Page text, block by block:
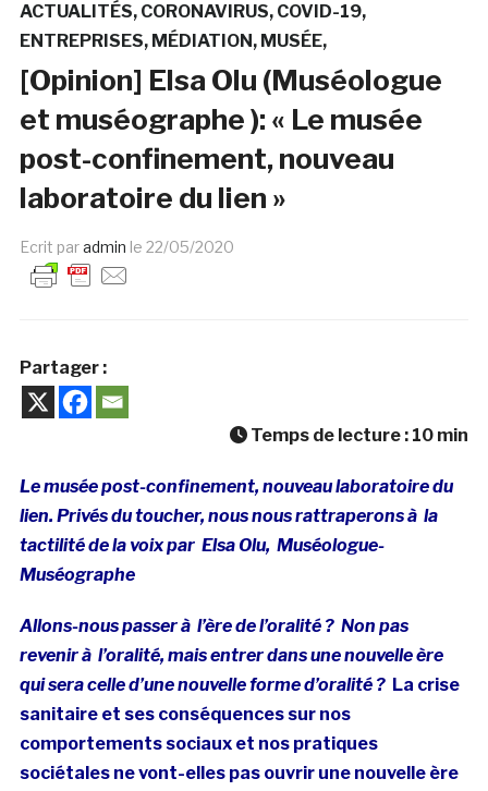
ACTUALITÉS CORONAVIRUS COVID-19
ENTREPRISES MÉDIATION MUSÉE
[Opinion] Elsa Olu (Muséologue
et muséographe ): « Le musée
post-confinement, nouveau
laboratoire du lien »
Ecrit paradmin le 22/05/2020
Partager :
Temps de lecture : 10 min
Le musée post-confinement, nouveau laboratoire du
lien. Privés du toucher, nous nous rattraperons à la
tactilité de la voix parElsa Olu, Muséologue-
Muséographe
Allons-nous passer à l’ère de l’oralité ? Non pas
revenir à l’oralité, mais entrer dans une nouvelle ère
qui sera celle d’une nouvelle forme d’oralité ? La crise
sanitaire et ses conséquences sur nos
comportements sociaux et nos pratiques
sociétales ne vont-elles pas ouvrir une nouvelle ère